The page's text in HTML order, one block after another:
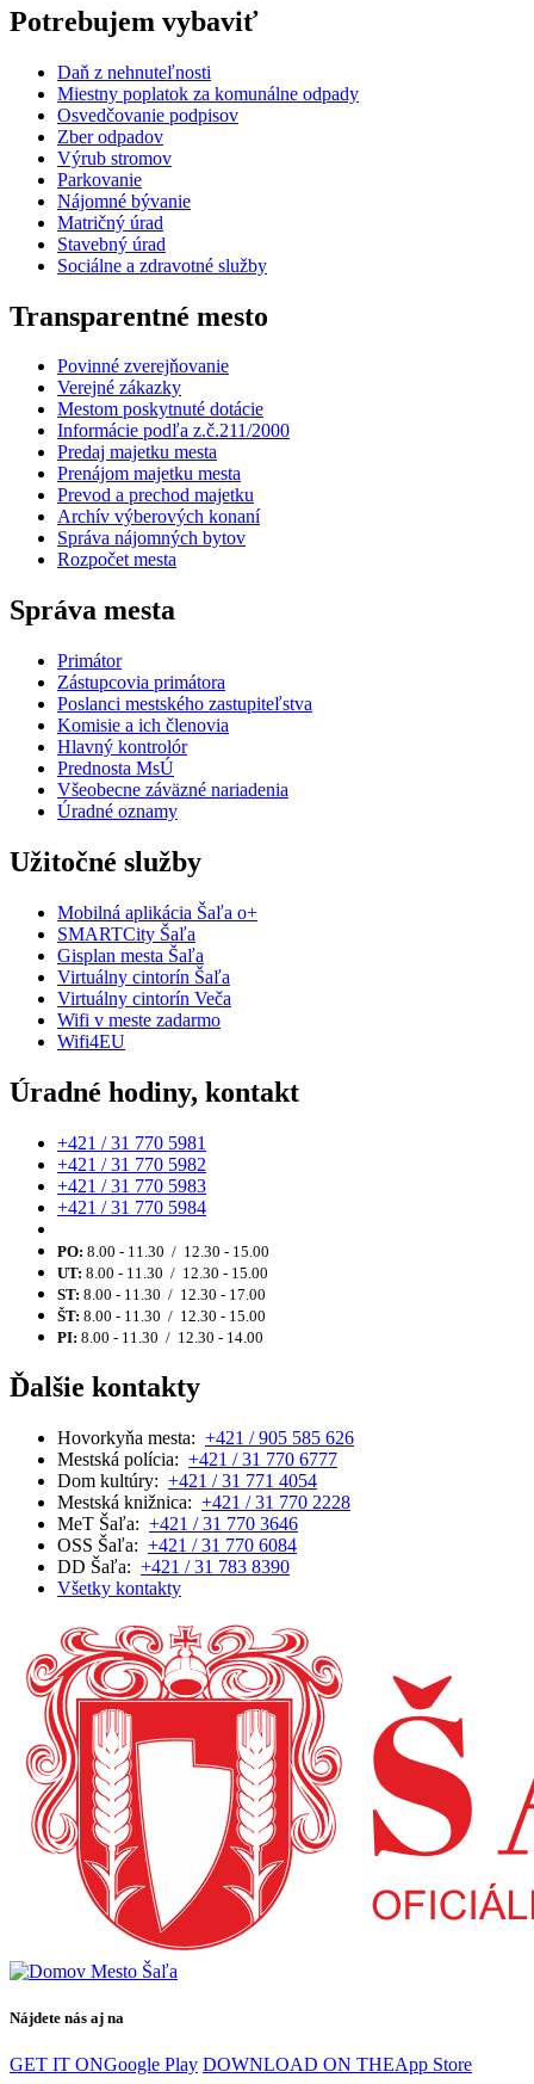
Potrebujem vybaviť
Daň z nehnuteľnosti
Miestny poplatok za komunálne odpady
Osvedčovanie podpisov
Zber odpadov
Výrub stromov
Parkovanie
Nájomné bývanie
Matričný úrad
Stavebný úrad
Sociálne a zdravotné služby
Transparentné mesto
Povinné zverejňovanie
Verejné zákazky
Mestom poskytnuté dotácie
Informácie podľa z.č.211/2000
Predaj majetku mesta
Prenájom majetku mesta
Prevod a prechod majetku
Archív výberových konaní
Správa nájomných bytov
Rozpočet mesta
Správa mesta
Primátor
Zástupcovia primátora
Poslanci mestského zastupiteľstva
Komisie a ich členovia
Hlavný kontrolór
Prednosta MsÚ
Všeobecne záväzné nariadenia
Úradné oznamy
Užitočné služby
Mobilná aplikácia Šaľa o+
SMARTCity Šaľa
Gisplan mesta Šaľa
Virtuálny cintorín Šaľa
Virtuálny cintorín Veča
Wifi v meste zadarmo
Wifi4EU
Úradné hodiny, kontakt
+421 / 31 770 5981
+421 / 31 770 5982
+421 / 31 770 5983
+421 / 31 770 5984
PO: 8.00 - 11.30 / 12.30 - 15.00
UT: 8.00 - 11.30 / 12.30 - 15.00
ST: 8.00 - 11.30 / 12.30 - 17.00
ŠT: 8.00 - 11.30 / 12.30 - 15.00
PI: 8.00 - 11.30 / 12.30 - 14.00
Ďalšie kontakty
Hovorkyňa mesta: +421 / 905 585 626
Mestská polícia: +421 / 31 770 6777
Dom kultúry: +421 / 31 771 4054
Mestská knižnica: +421 / 31 770 2228
MeT Šaľa: +421 / 31 770 3646
OSS Šaľa: +421 / 31 770 6084
DD Šaľa: +421 / 31 783 8390
Všetky kontakty
Nájdete nás aj na
GET IT ONGoogle Play DOWNLOAD ON THEApp Store